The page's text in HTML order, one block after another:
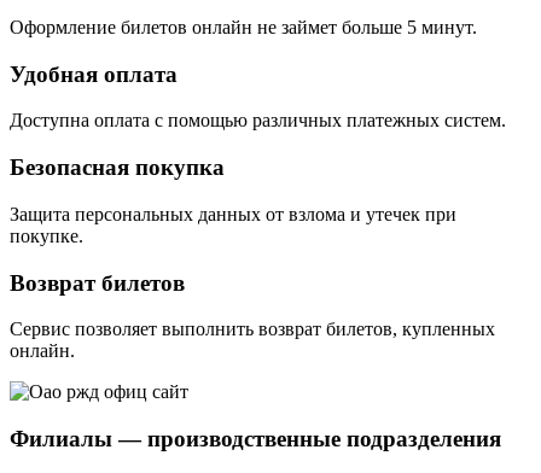
Оформление билетов онлайн не займет больше 5 минут.
Удобная оплата
Доступна оплата с помощью различных платежных систем.
Безопасная покупка
Защита персональных данных от взлома и утечек при
покупке.
Возврат билетов
Сервис позволяет выполнить возврат билетов, купленных
онлайн.
Филиалы — производственные подразделения